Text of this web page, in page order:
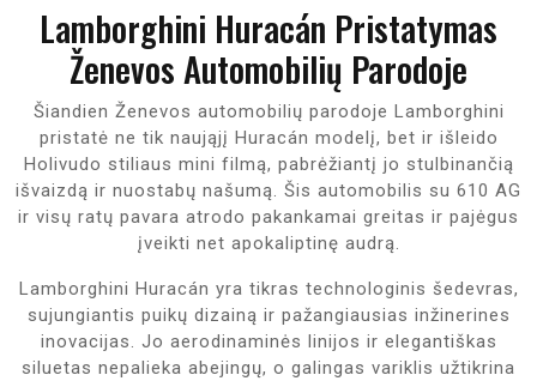
Lamborghini Huracán Pristatymas
Ženevos Automobilių Parodoje
Šiandien Ženevos automobilių parodoje Lamborghini
pristatė ne tik naująjį Huracán modelį, bet ir išleido
Holivudo stiliaus mini filmą, pabrėžiantį jo stulbinančią
išvaizdą ir nuostabų našumą. Šis automobilis su 610 AG
ir visų ratų pavara atrodo pakankamai greitas ir pajėgus
įveikti net apokaliptinę audrą.
Lamborghini Huracán yra tikras technologinis šedevras,
sujungiantis puikų dizainą ir pažangiausias inžinerines
inovacijas. Jo aerodinaminės linijos ir elegantiškas
siluetas nepalieka abejingų, o galingas variklis užtikrina